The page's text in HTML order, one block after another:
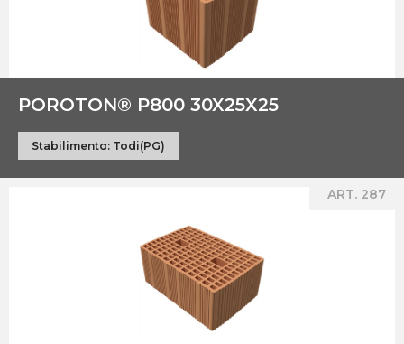
POROTON® P800 30X25X25
Stabilimento: Todi(PG)
ART. 287